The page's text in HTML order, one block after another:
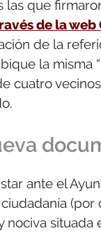
las que
de la
de la
la misma
cuatro
ante el
nociva